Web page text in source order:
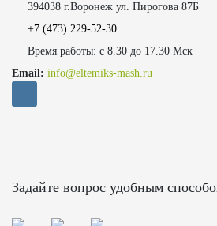
394038 г.Воронеж ул. Пирогова 87Б
+7 (473) 229-52-30
Время работы: с 8.30 до 17.30 Мск
Email: info@eltemiks-mash.ru
Задайте вопрос удобным